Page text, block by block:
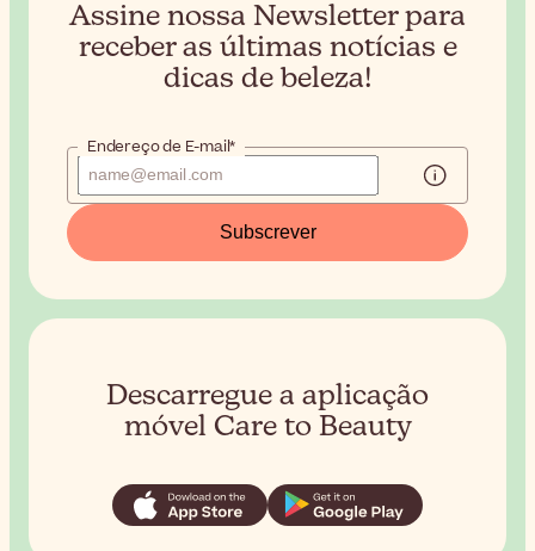
Assine nossa Newsletter para
receber as últimas notícias e
dicas de beleza!
Endereço de E-mail*
Subscrever
Descarregue a aplicação
móvel Care to Beauty